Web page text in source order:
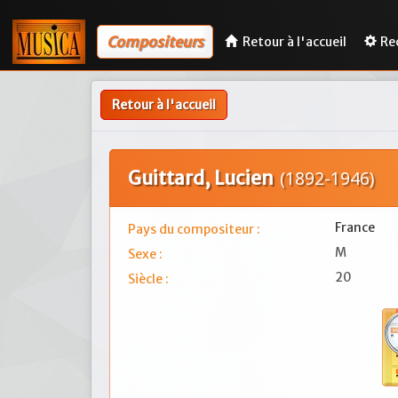
Compositeurs Retour à l'accueil
Retour à l'accueil
Guittard, Lucien (1892-1946)
Pays du compositeur :
France
Sexe :
M
Siècle :
20